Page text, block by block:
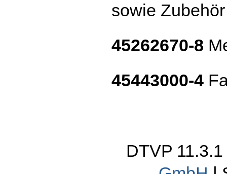
sowie Zubehör
45262670-8
45443000-4
DTVP 11.3.1